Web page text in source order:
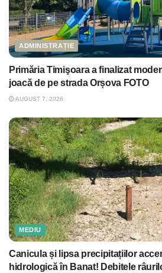
ADMINISTRAȚIE
Primăria Timişoara a finalizat
joacă de pe strada Orșova FOTO
AUGUST 7, 2026
MEDIU
Canicula și lipsa precipitațiilor
hidrologică în Banat! Debitele